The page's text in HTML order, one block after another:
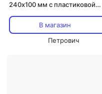
240х100 мм с пластиковой
В магазин
Петрович